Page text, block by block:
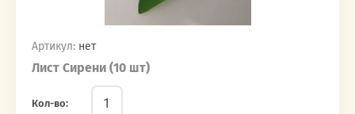
Артикул: нет
Лист Сирени (10 шт)
Кол-во: